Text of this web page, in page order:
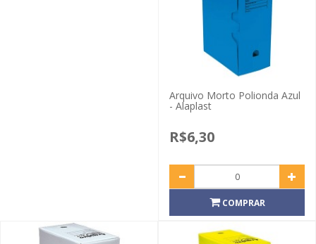
Arquivo Morto Polionda Azul
- Alaplast
R$6,30
COMPRAR